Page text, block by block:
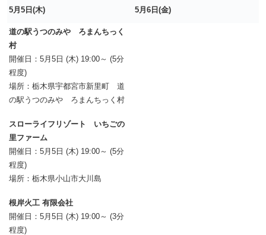
5月5日(木) 5月6日(金)
道の駅うつのみや ろまんちっく
村
開催日：5月5日 (木) 19:00～ (5分
程度)
場所：栃木県宇都宮市新里町 道
の駅うつのみや ろまんちっく村
スローライフリゾート いちごの
里ファーム
開催日：5月5日 (木) 19:00～ (5分
程度)
場所：栃木県小山市大川島
根岸火工 有限会社
開催日：5月5日 (木) 19:00～ (3分
程度)